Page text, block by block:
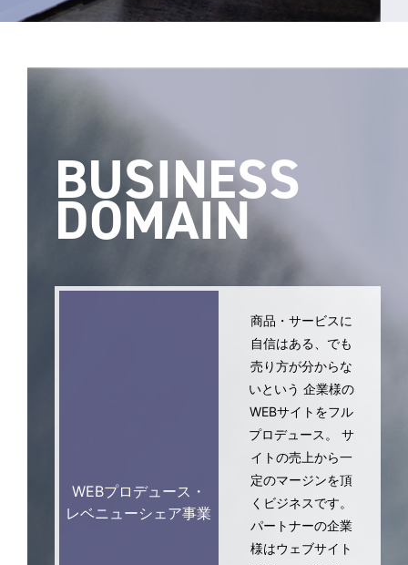
BUSINESS
DOMAIN
WEBプロデュース・
レベニューシェア事業
商品・サービスに
自信はある、でも
売り方が分からな
いという 企業様の
WEBサイトをフル
プロデュース。
サ
イトの売上から一
定のマージンを頂
くビジネスです。
パートナーの企業
様はウェブサイト